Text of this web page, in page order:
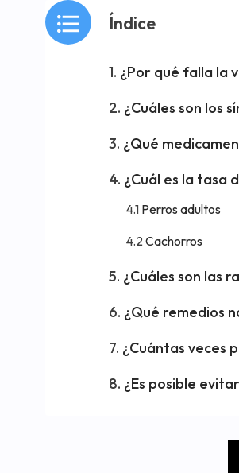
Índice
¿Por qué falla la
¿Cuáles son los
¿Qué
¿Cuál es la tasa
Perros adultos
Cachorros
¿Cuáles son las
¿Qué remedios
¿Cuántas veces
¿Es posible